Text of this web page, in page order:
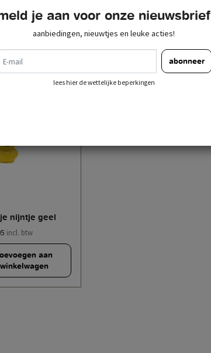
nijntje geel
incl. btw
aan
winkelwagen
je aan voor onze nieuwsbrief
aanbiedingen, nieuwtjes en leuke acties!
abonneer
lees hier de wettelijke beperkingen